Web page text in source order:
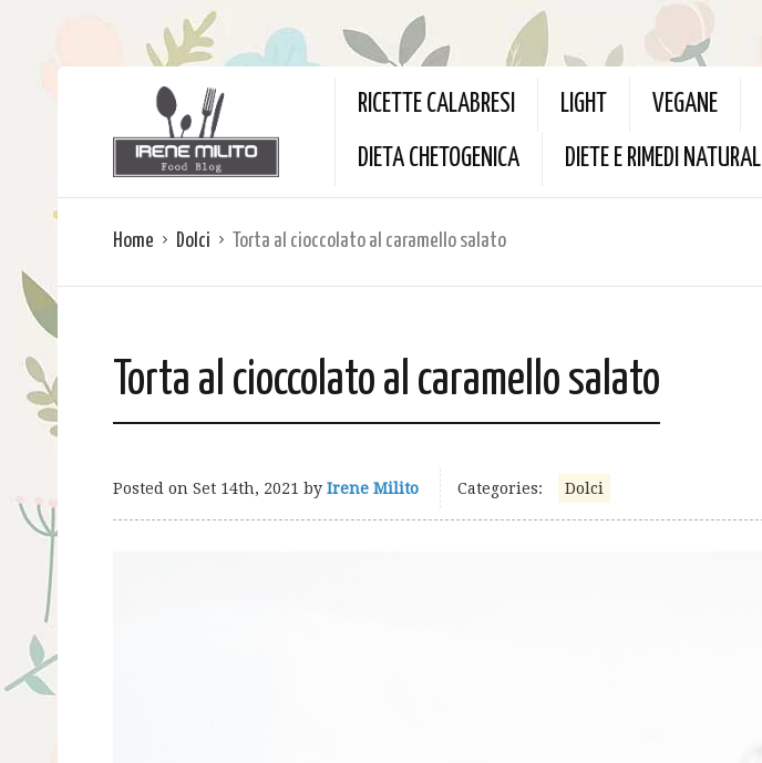
RICETTE CALABRESI LIGHT VEGANE
DIETA CHETOGENICA DIETE E RIMEDI NATURALI
Home Dolci Torta al cioccolato al caramello salato
Torta al cioccolato al caramello salato
Posted on Set 14th, 2021 by Irene Milito Categories: Dolci